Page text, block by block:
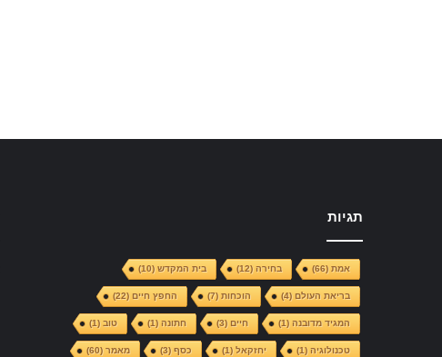
תגיות
אמת(66) בחירה(12) בית המקדש(10)
בריאת העולם(4) הוכחות(7) החפץ חיים(22)
המגיד מדובנה(1) חיים(3) חתונה(1) טוב(1)
טכנולוגיה(1) יחזקאל(1) כסף(3) מאמר(60)